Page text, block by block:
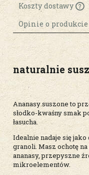
Koszty dostawy
Cena nie
płatności
Opinie o produkcie
naturalnie
Ananasy suszone to
słodko-kwaśny smak
łasucha.
Idealnie nadaje się
granoli. Masz ochotę
ananasy, przepyszne
mikroelementów.